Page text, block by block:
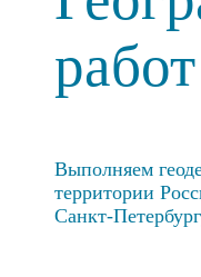
работ
Выполняем
территории
Санкт-